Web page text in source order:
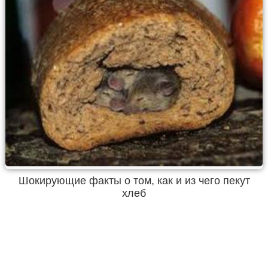
Шокирующие факты о том, как и из чего пекут
хлеб